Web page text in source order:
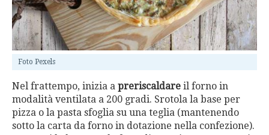
Foto Pexels
Nel frattempo, inizia a preriscaldare il forno in
modalità ventilata a 200 gradi. Srotola la base per
pizza o la pasta sfoglia su una teglia (mantenendo
sotto la carta da forno in dotazione nella confezione).